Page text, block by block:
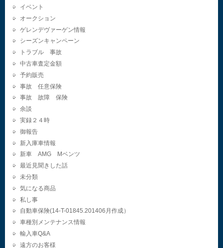
イベント
オークション
ゲレンデヴァーゲン情報
シーズンキャンペーン
トラブル 事故
中古車査定金額
予約販売
事故 任意保険
事故 故障 保険
余談
実録２４時
御報告
新入庫車情報
新車 AMG Mベンツ
最近見聞きした話
未分類
気になる商品
私し事
自動車保険(14-T-01845.201406月作成）
車種別メンテナンス情報
輸入車Q&A
遠方のお客様